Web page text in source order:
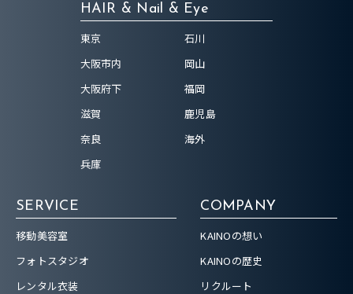
HAIR & Nail & Eye
東京
大阪市内
大阪府下
滋賀
奈良
兵庫
石川
岡山
福岡
鹿児島
海外
SERVICE
移動美容室
フォトスタジオ
レンタル衣装
COMPANY
KAINOの想い
KAINOの歴史
リクルート